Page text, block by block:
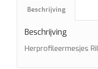
Beschrijving
Beschrijving
Herprofileermesjes